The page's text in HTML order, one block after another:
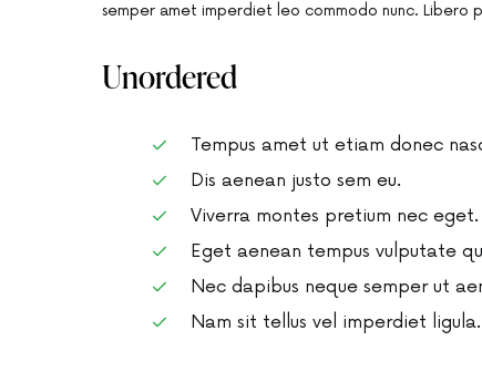
semper amet imperdiet leo commodo nunc. Libero
Unordered
Tempus amet ut etiam donec
Dis aenean justo sem eu.
Viverra montes pretium nec eget.
Eget aenean tempus vulputate
Nec dapibus neque semper ut
Nam sit tellus vel imperdiet ligula.